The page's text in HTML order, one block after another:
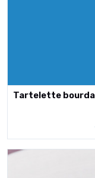
Tartelette